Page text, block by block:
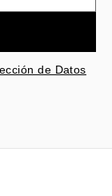
de Datos